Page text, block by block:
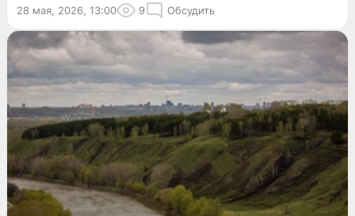
28 мая, 2026, 13:00 9 Обсудить